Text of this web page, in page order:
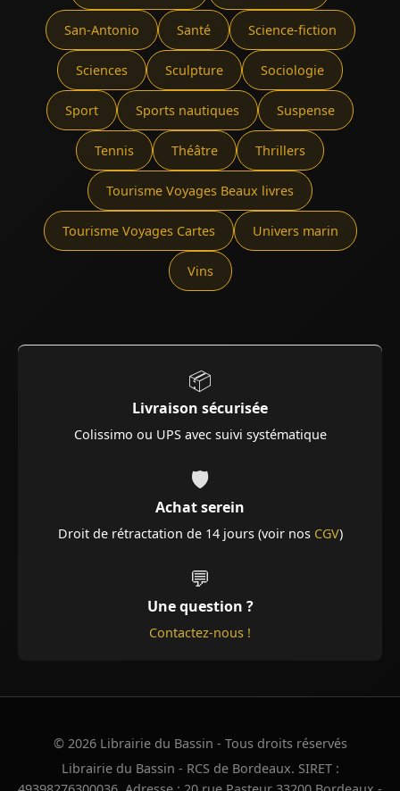
San-Antonio Santé Science-fiction
Sciences Sculpture Sociologie
Sport Sports nautiques Suspense
Tennis Théâtre Thrillers
Tourisme Voyages Beaux livres
Tourisme Voyages Cartes Univers marin
Vins
📦
Livraison sécurisée
Colissimo ou UPS avec suivi systématique
🛡️
Achat serein
Droit de rétractation de 14 jours (voir nos CGV)
💬
Une question ?
Contactez-nous !
© 2026 Librairie du Bassin - Tous droits réservés
Librairie du Bassin - RCS de Bordeaux. SIRET :